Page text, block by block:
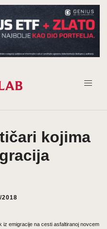
kojima
2018
emigracije na cesti asfaltiranoj novcem